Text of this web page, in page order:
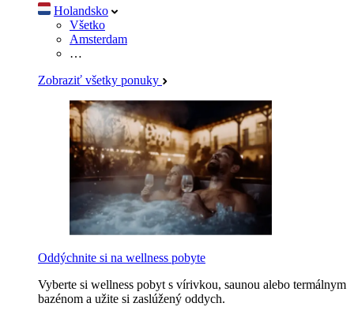
Holandsko
Všetko
Amsterdam
…
Zobraziť všetky ponuky
Oddýchnite si na wellness pobyte
Vyberte si wellness pobyt s vírivkou, saunou alebo termálnym
bazénom a užite si zaslúžený oddych.